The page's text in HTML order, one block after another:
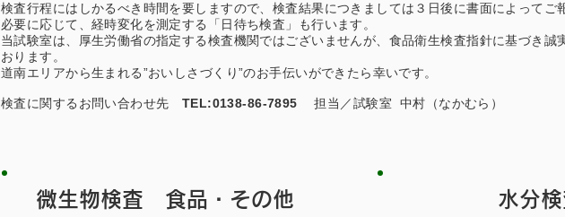
検査行程にはしかるべき時間を要しますので、検査結果につきましては３日後に書面によってご
必要に応じて、経時変化を測定する「日待ち検査」も行います。
当試験室は、厚生労働省の指定する検査機関ではございませんが、食品衛生検査指針に基づき誠
おります。
道南エリアから生まれる”おいしさづくり”のお手伝いができたら幸いです。
検査に関するお問い合わせ先 TEL:0138-86-7895 担当／試験室 中村（なかむら）
微生物検査 食品・その他 水分